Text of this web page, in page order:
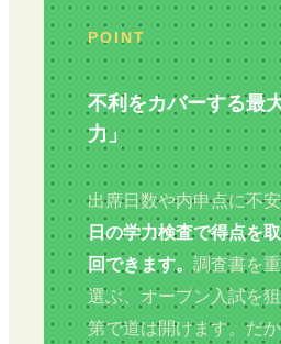
POINT
不利をカバーする最
力」
出席日数や内申点に不
日の学力検査で得点を
回できます。 調査書を
選ぶ、オープン入試を
第で道は開けます。だ